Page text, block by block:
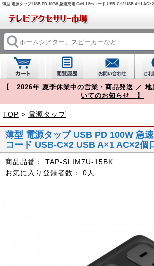
【 2026年 夏季休業中の営業・商品発送 ／ 地
いてのお知らせ 】
TOP > 電源タップ
薄型 電源タップ USB PD 100W 急
コード USB-C×2 USB A×1 AC×2個
商品品番：
TAP-SLIM7U-15BK
お気に入り登録者数：
0人